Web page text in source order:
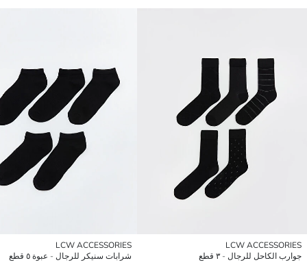
LCW ACCESSORIES
جوارب الكاحل للرجال - ٣ قطع
LCW ACCESSORIES
شرابات سنيكر للرجال - عبوة ٥ قطع